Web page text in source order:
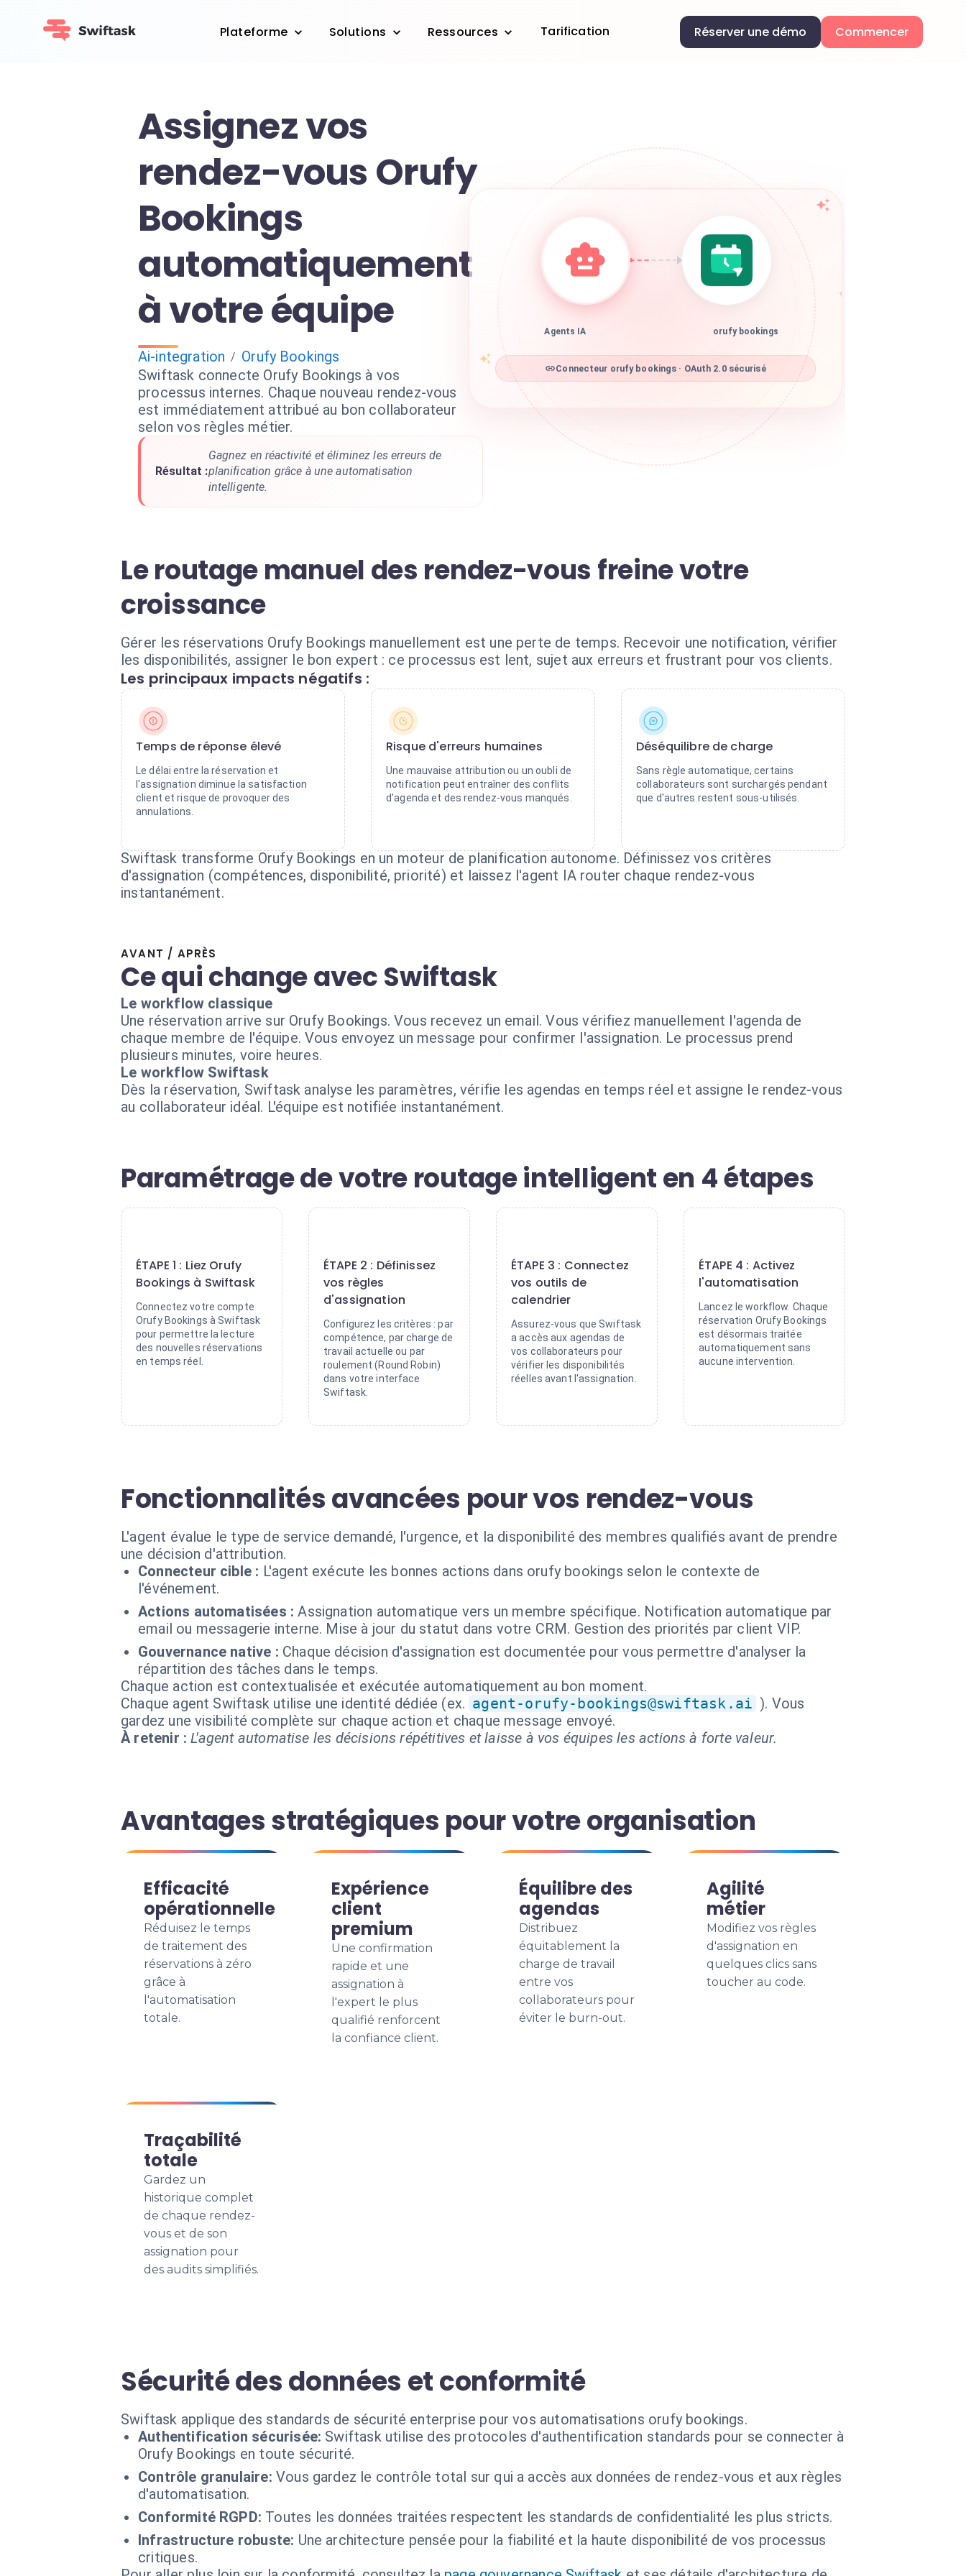
Plateforme Solutions Ressources Tarification Réserver une démo Commencer
Assignez vos
rendez-vous Orufy
Bookings
automatiquement
à votre équipe
Ai-integration / Orufy Bookings
Swiftask connecte Orufy Bookings à vos
processus internes. Chaque nouveau rendez-vous
est immédiatement attribué au bon collaborateur
selon vos règles métier.
Résultat :
Gagnez en réactivité et éliminez les erreurs de
planification grâce à une automatisation
intelligente.
Agents IA orufy bookings
Connecteur orufy bookings · OAuth 2.0 sécurisé
Le routage manuel des rendez-vous freine votre
croissance
Gérer les réservations Orufy Bookings manuellement est une perte de temps. Recevoir une notification, vérifier
les disponibilités, assigner le bon expert : ce processus est lent, sujet aux erreurs et frustrant pour vos clients.
Les principaux impacts négatifs :
Temps de réponse élevé
Le délai entre la réservation et
l'assignation diminue la satisfaction
client et risque de provoquer des
annulations.
Risque d'erreurs humaines
Une mauvaise attribution ou un oubli de
notification peut entraîner des conflits
d'agenda et des rendez-vous manqués.
Déséquilibre de charge
Sans règle automatique, certains
collaborateurs sont surchargés pendant
que d'autres restent sous-utilisés.
Swiftask transforme Orufy Bookings en un moteur de planification autonome. Définissez vos critères
d'assignation (compétences, disponibilité, priorité) et laissez l'agent IA router chaque rendez-vous
instantanément.
AVANT / APRÈS
Ce qui change avec Swiftask
Le workflow classique
Une réservation arrive sur Orufy Bookings. Vous recevez un email. Vous vérifiez manuellement l'agenda de
chaque membre de l'équipe. Vous envoyez un message pour confirmer l'assignation. Le processus prend
plusieurs minutes, voire heures.
Le workflow Swiftask
Dès la réservation, Swiftask analyse les paramètres, vérifie les agendas en temps réel et assigne le rendez-vous
au collaborateur idéal. L'équipe est notifiée instantanément.
Paramétrage de votre routage intelligent en 4 étapes
ÉTAPE 1 : Liez Orufy
Bookings à Swiftask
Connectez votre compte
Orufy Bookings à Swiftask
pour permettre la lecture
des nouvelles réservations
en temps réel.
ÉTAPE 2 : Définissez
vos règles
d'assignation
Configurez les critères : par
compétence, par charge de
travail actuelle ou par
roulement (Round Robin)
dans votre interface
Swiftask.
ÉTAPE 3 : Connectez
vos outils de
calendrier
Assurez-vous que Swiftask
a accès aux agendas de
vos collaborateurs pour
vérifier les disponibilités
réelles avant l'assignation.
ÉTAPE 4 : Activez
l'automatisation
Lancez le workflow. Chaque
réservation Orufy Bookings
est désormais traitée
automatiquement sans
aucune intervention.
Fonctionnalités avancées pour vos rendez-vous
L'agent évalue le type de service demandé, l'urgence, et la disponibilité des membres qualifiés avant de prendre
une décision d'attribution.
Connecteur cible : L'agent exécute les bonnes actions dans orufy bookings selon le contexte de
l'événement.
Actions automatisées : Assignation automatique vers un membre spécifique. Notification automatique par
email ou messagerie interne. Mise à jour du statut dans votre CRM. Gestion des priorités par client VIP.
Gouvernance native : Chaque décision d'assignation est documentée pour vous permettre d'analyser la
répartition des tâches dans le temps.
Chaque action est contextualisée et exécutée automatiquement au bon moment.
Chaque agent Swiftask utilise une identité dédiée (ex. agent-orufy-bookings@swiftask.ai ). Vous
gardez une visibilité complète sur chaque action et chaque message envoyé.
À retenir : L'agent automatise les décisions répétitives et laisse à vos équipes les actions à forte valeur.
Avantages stratégiques pour votre organisation
Efficacité
opérationnelle
Réduisez le temps
de traitement des
réservations à zéro
grâce à
l'automatisation
totale.
Expérience
client
premium
Une confirmation
rapide et une
assignation à
l'expert le plus
qualifié renforcent
la confiance client.
Équilibre des
agendas
Distribuez
équitablement la
charge de travail
entre vos
collaborateurs pour
éviter le burn-out.
Agilité
métier
Modifiez vos règles
d'assignation en
quelques clics sans
toucher au code.
Traçabilité
totale
Gardez un
historique complet
de chaque rendez-
vous et de son
assignation pour
des audits simplifiés.
Sécurité des données et conformité
Swiftask applique des standards de sécurité enterprise pour vos automatisations orufy bookings.
Authentification sécurisée: Swiftask utilise des protocoles d'authentification standards pour se connecter à
Orufy Bookings en toute sécurité.
Contrôle granulaire: Vous gardez le contrôle total sur qui a accès aux données de rendez-vous et aux règles
d'automatisation.
Conformité RGPD: Toutes les données traitées respectent les standards de confidentialité les plus stricts.
Infrastructure robuste: Une architecture pensée pour la fiabilité et la haute disponibilité de vos processus
critiques.